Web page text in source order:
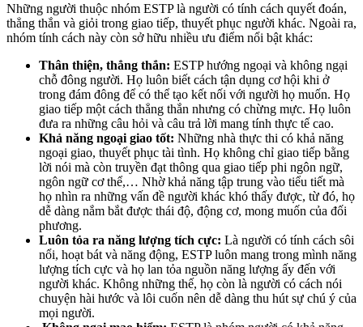
Những người thuộc nhóm ESTP là người có tính cách quyết đoán,
thẳng thắn và giỏi trong giao tiếp, thuyết phục người khác. Ngoài ra,
nhóm tính cách này còn sở hữu nhiều ưu điểm nổi bật khác:
Thân thiện, thẳng thắn: ESTP hướng ngoại và không ngại
chỗ đông người. Họ luôn biết cách tận dụng cơ hội khi ở
trong đám đông để có thể tạo kết nối với người họ muốn. Họ
giao tiếp một cách thẳng thắn nhưng có chừng mực. Họ luôn
đưa ra những câu hỏi và câu trả lời mang tính thực tế cao.
Khả năng ngoại giao tốt: Những nhà thực thi có khả năng
ngoại giao, thuyết phục tài tình. Họ không chỉ giao tiếp bằng
lời nói mà còn truyền đạt thông qua giao tiếp phi ngôn ngữ,
ngôn ngữ cơ thể,… Nhờ khả năng tập trung vào tiểu tiết mà
họ nhìn ra những vấn đề người khác khó thấy được, từ đó, họ
dễ dàng nắm bắt được thái độ, động cơ, mong muốn của đối
phương.
Luôn tỏa ra năng lượng tích cực: Là người có tính cách sôi
nổi, hoạt bát và năng động, ESTP luôn mang trong mình năng
lượng tích cực và họ lan tỏa nguồn năng lượng ấy đến với
người khác. Không những thế, họ còn là người có cách nói
chuyện hài hước và lôi cuốn nên dễ dàng thu hút sự chú ý của
mọi người.